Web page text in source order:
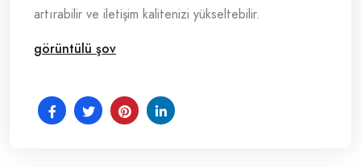
artırabilir ve iletişim kalitenizi yükseltebilir.
görüntülü şov